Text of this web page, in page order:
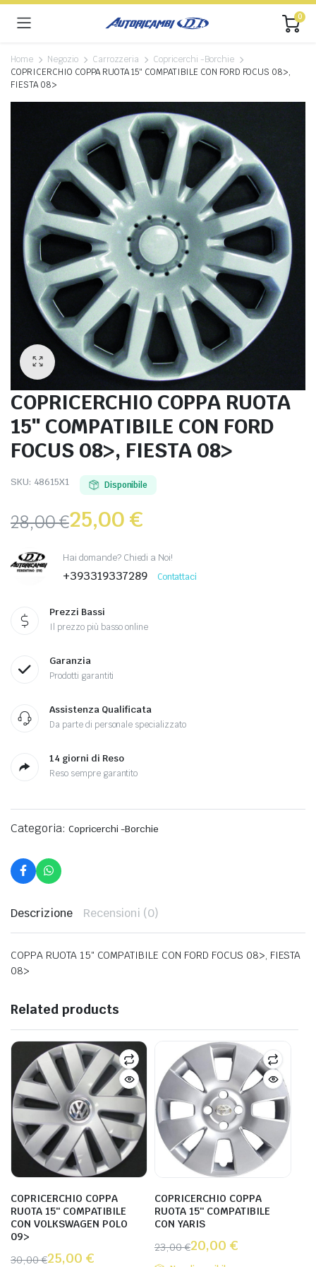
0
Home Negozio Carrozzeria
Copricerchi -Borchie
COPRICERCHIO COPPA RUOTA 15″ COMPATIBILE CON FORD FOCUS 08>,
FIESTA 08>
COPRICERCHIO COPPA RUOTA
15″ COMPATIBILE CON FORD
FOCUS 08>, FIESTA 08>
SKU: 48615X1 Disponibile
28,00€25,00€
Hai domande? Chiedi a Noi!
+393319337289 Contattaci
Prezzi Bassi
Il prezzo più basso online
Garanzia
Prodotti garantiti
Assistenza Qualificata
Da parte di personale specializzato
14 giorni di Reso
Reso sempre garantito
Categoria: Copricerchi -Borchie
Descrizione Recensioni (0)
COPPA RUOTA 15″ COMPATIBILE CON FORD FOCUS 08>, FIESTA
08>
Related products
COPRICERCHIO COPPA
RUOTA 15″ COMPATIBILE
CON VOLKSWAGEN POLO
09>
30,00€25,00 €
COPRICERCHIO COPPA
RUOTA 15″ COMPATIBILE
CON YARIS
23,00€20,00 €